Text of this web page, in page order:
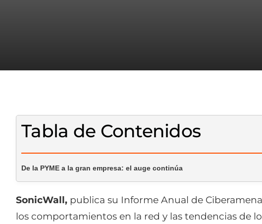
Tabla de Contenidos
De la PYME a la gran empresa: el auge continúa
SonicWall, publica su Informe Anual de
los comportamientos en la red y las tendencias de